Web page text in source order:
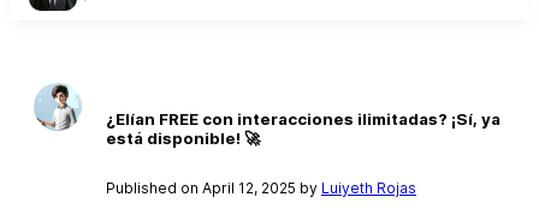
¿Elían FREE con interacciones ilimitadas? ¡Sí, ya
está disponible! 🚀
Published on April 12, 2025 by Luiyeth Rojas